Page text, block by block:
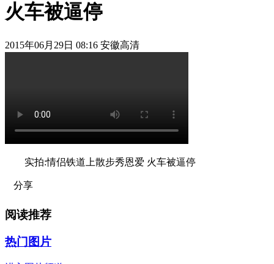
火车被逼停
2015年06月29日 08:16 安徽高清
实拍:情侣铁道上散步秀恩爱 火车被逼停
分享
阅读推荐
热门图片